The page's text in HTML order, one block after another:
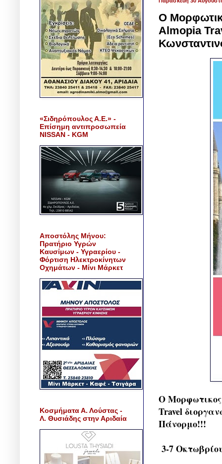
Ο
Almopia
Ο
Travel
Πάνορμο!!!
3-7
«Σιδηρόπουλος Α.Ε.» -
Επίσημη αντιπροσωπεία
NISSAN - KGM
Αποστόλης Μήνου:
Πρατήριο Υγρών
Καυσίμων - Υγραερίου -
Φόρτιση Ηλεκτροκίνητων
Οχημάτων - Μίνι Μάρκετ
Κοσμήματα Α. Λούστας -
Λ. Θυσιάδης στην Αριδαία